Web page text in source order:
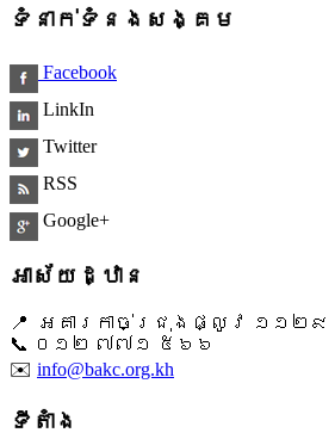
ទំនាក់ទំនងសង្គម
Facebook
LinkIn
Twitter
RSS
Google+
អាស័យដ្ឋាន
📍 អគារកាច់ជ្រុងផ្លូវ ១១២
📞 ​០១២ ៧៧១ ៥៦៦
✉️ info@bakc.org.kh
ទីតាំង